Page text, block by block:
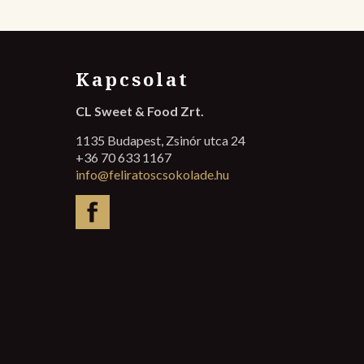
Kapcsolat
CL Sweet & Food Zrt.
1135 Budapest, Zsinór utca 24
+36 70 633 1167
info@feliratoscsokolade.hu